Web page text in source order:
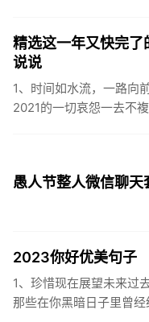
精选这一年又快完了
说说
1、时间如水流，一路向
2021的一切哀怨一去不
愚人节整人微信聊天
2023你好优美句子
1、珍惜现在展望未来过
那些在你黑暗日子里曾